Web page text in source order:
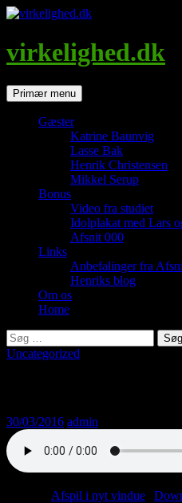
Hop
indhold
virkelighed.dk
SøgPrimær menu
Gæster
Katrine Baunvig
Lasse Bak
Henrik Christensen
Mikkel Serup
Bonus
Video fra studiet
Idolplakat med Lars
Afsnit 000
Links
Anbefalinger fra
Henriks blog
Om os
Home
Søg
efter:
Uncategorized
30/03/2016 admin
Afspil i nyt vindue